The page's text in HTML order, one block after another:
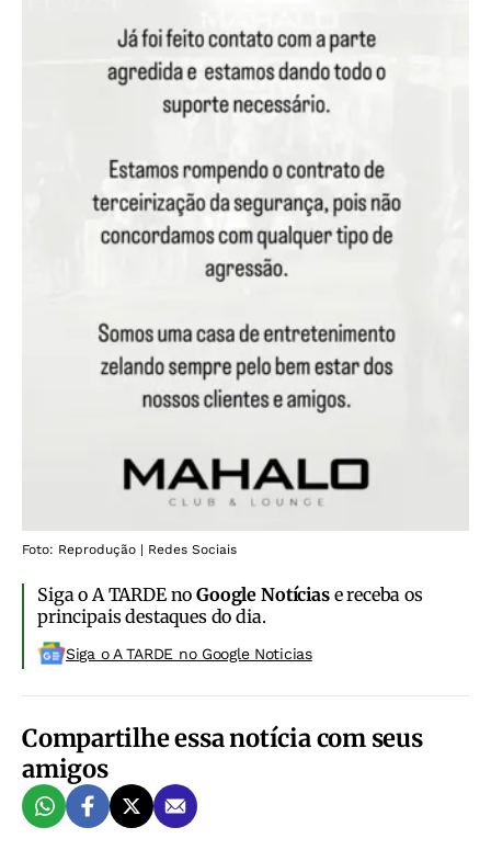
Foto: Reprodução | Redes Sociais
Siga o A TARDE noGoogle Notíciase receba os
principais destaques do dia.
Siga o A TARDE no Google Noticias
Compartilhe essa notícia com seus
amigos